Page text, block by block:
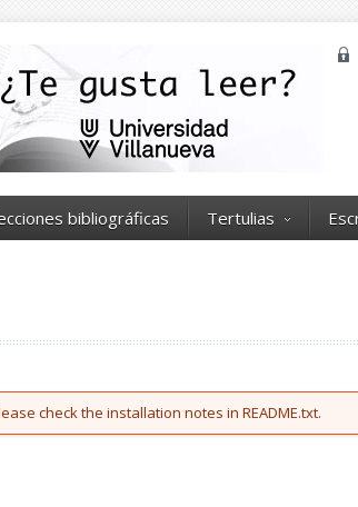
bibliográficas Tertulias
check the installation notes in README.txt.